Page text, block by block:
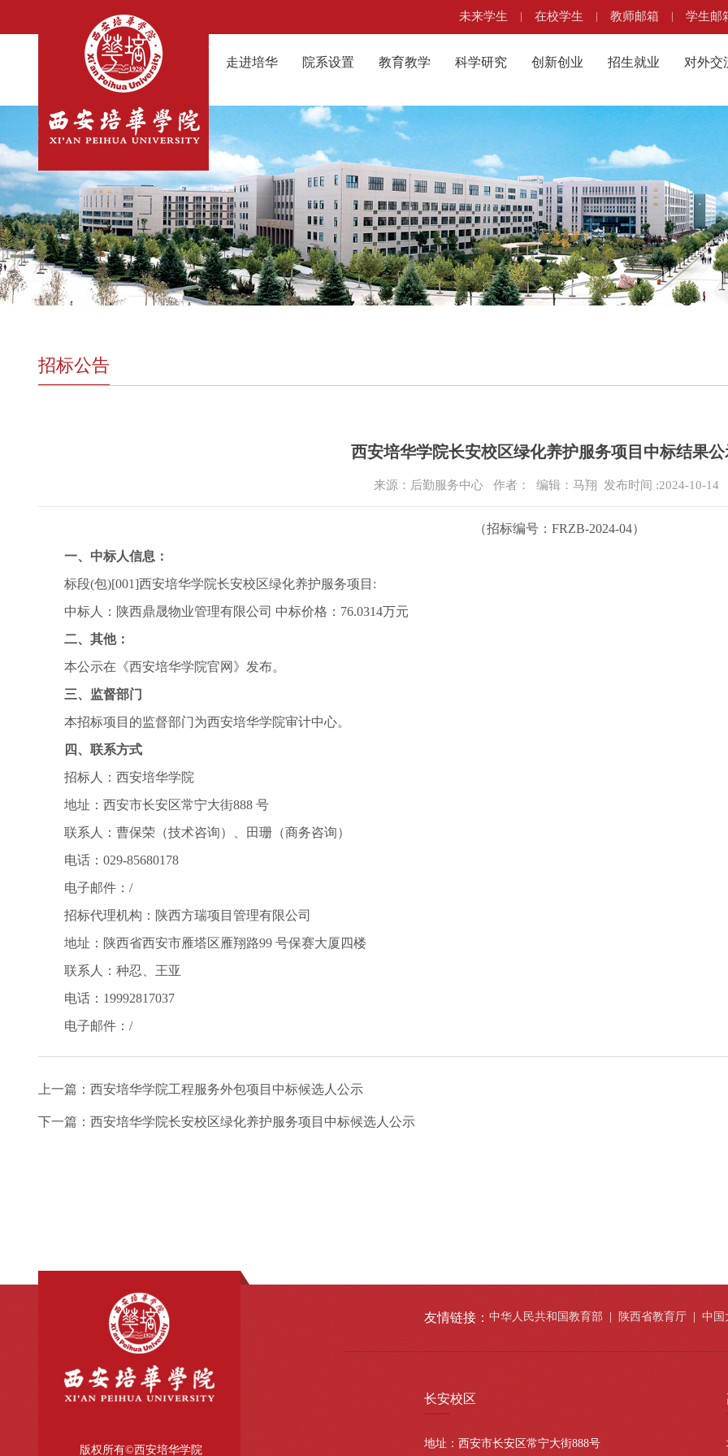
未来学生 | 在校学生 | 教师邮箱 | 学生邮
走进培华 院系设置 教育教学 科学研究 创新创业 招生就业 对外交
招标公告
西安培华学院长安校区绿化养护服务项目中标结果公
来源：后勤服务中心 作者： 编辑：马翔 发布时间 :2024-10-14
（招标编号：FRZB-2024-04）
一、中标人信息：
标段(包)[001]西安培华学院长安校区绿化养护服务项目:
中标人：陕西鼎晟物业管理有限公司 中标价格：76.0314万元
二、其他：
本公示在《西安培华学院官网》发布。
三、监督部门
本招标项目的监督部门为西安培华学院审计中心。
四、联系方式
招标人：西安培华学院
地址：西安市长安区常宁大街888 号
联系人：曹保荣（技术咨询）、田珊（商务咨询）
电话：029-85680178
电子邮件：/
招标代理机构：陕西方瑞项目管理有限公司
地址：陕西省西安市雁塔区雁翔路99 号保赛大厦四楼
联系人：种忍、王亚
电话：19992817037
电子邮件：/
上一篇： 西安培华学院工程服务外包项目中标候选人公示
下一篇： 西安培华学院长安校区绿化养护服务项目中标候选人公示
版权所有©西安培华学院
友情链接： 中华人民共和国教育部 | 陕西省教育厅 | 中国
长安校区
地址：西安市长安区常宁大街888号